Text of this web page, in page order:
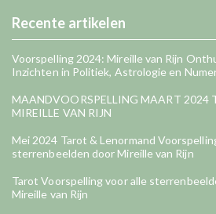
Recente artikelen
Voorspelling 2024: Mireille van Rijn
Inzichten in Politiek, Astrologie en
MAANDVOORSPELLING MAART 2024
MIREILLE VAN RIJN
Mei 2024 Tarot & Lenormand
sterrenbeelden door Mireille van Rijn
Tarot Voorspelling voor alle
Mireille van Rijn